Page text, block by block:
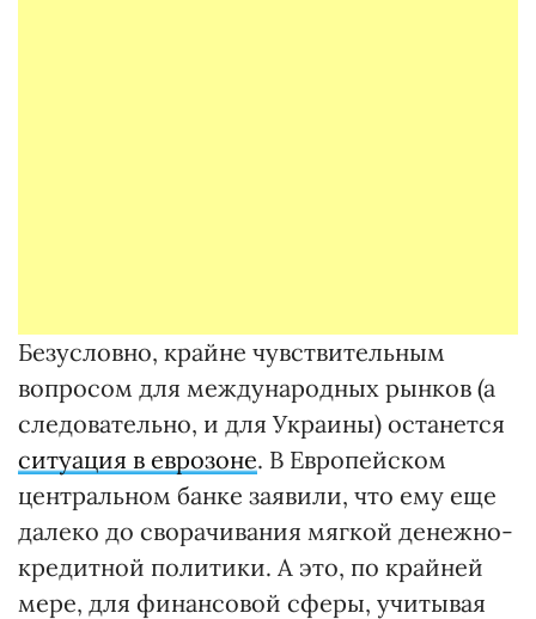
Безусловно, крайне чувствительным
вопросом для международных рынков (а
следовательно, и для Украины) останется
ситуация в еврозоне. В Европейском
центральном банке заявили, что ему еще
далеко до сворачивания мягкой денежно-
кредитной политики. А это, по крайней
мере, для финансовой сферы, учитывая